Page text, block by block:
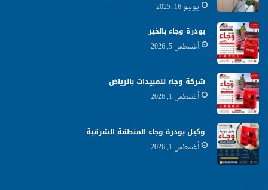
يوليو 16, 2025
بودرة وجاء بالخبر
أغسطس 5, 2026
شركة وجاء للمبيدات بالرياض
أغسطس 1, 2026
وكيل بودرة وجاء المنطقة الشرقية
أغسطس 1, 2026